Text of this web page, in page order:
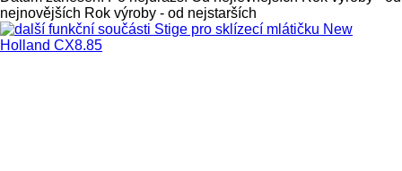
nejnovějších Rok výroby - od nejstarších